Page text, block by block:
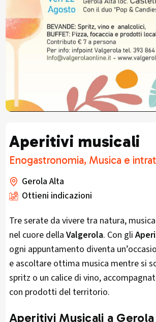
Aperitivi musicali
Enogastronomia, Musica e
Gerola Alta
Ottieni indicazioni
Tre serate da vivere tra natura,
nel cuore della Valgerola. Con gli
ogni appuntamento diventa
e ascoltare ottima musica mentre si
spritz o un calice di vino,
con prodotti del territorio.
Aperitivi Musicali a